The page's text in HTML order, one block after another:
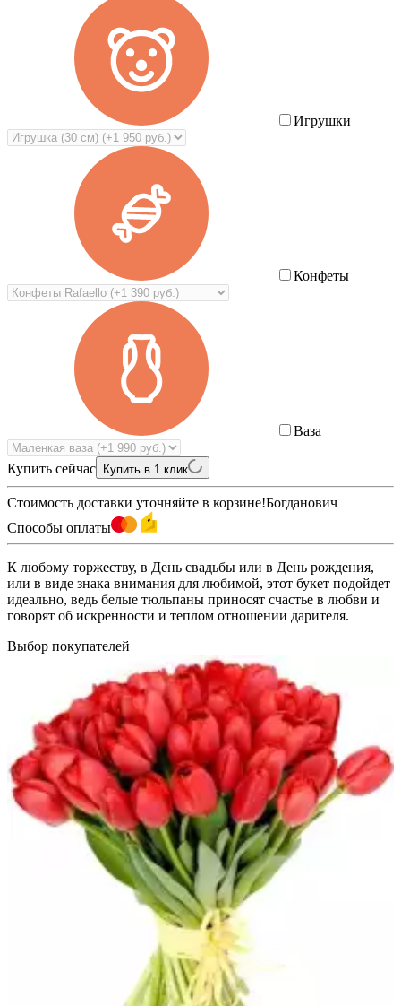
Игрушки
Конфеты
Ваза
Купить сейчас Купить в 1 клик
Стоимость доставки уточняйте в корзине!Богданович
Способы оплаты
К любому торжеству, в День свадьбы или в День рождения,
или в виде знака внимания для любимой, этот букет подойдет
идеально, ведь белые тюльпаны приносят счастье в любви и
говорят об искренности и теплом отношении дарителя.
Выбор покупателей